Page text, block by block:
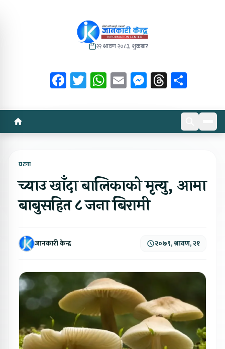
२२ श्रावण २०८३, शुक्रबार
Facebook
Twitter
WhatsApp
EmailMessenger
Threads
घटना
च्याउ खाँदा बालिकाको मृत्यु, आमा
बाबुसहित ८ जना बिरामी
जानकारी केन्द्र २०७९, श्रावण, २१